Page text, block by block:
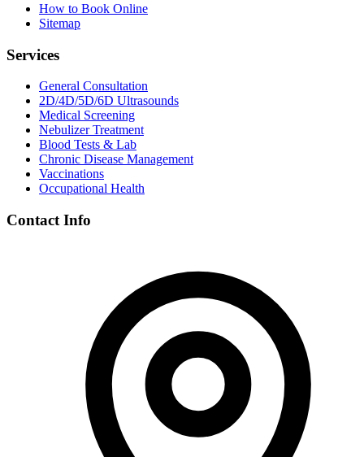
How to Book Online
Sitemap
Services
General Consultation
2D/4D/5D/6D Ultrasounds
Medical Screening
Nebulizer Treatment
Blood Tests & Lab
Chronic Disease Management
Vaccinations
Occupational Health
Contact Info